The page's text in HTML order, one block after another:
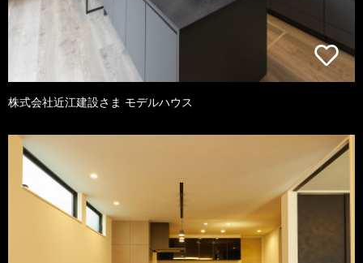
株式会社近江建設さま モデルハウス